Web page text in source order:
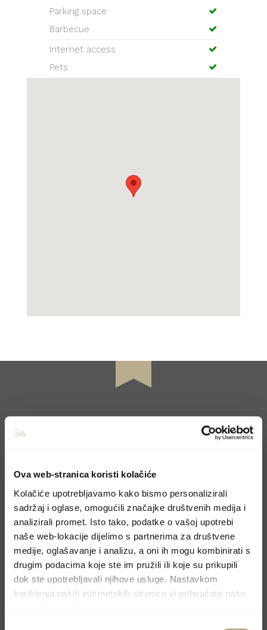
Ova web-stranica koristi kolačiće
Kolačiće upotrebljavamo kako bismo personalizirali
sadržaj i oglase, omogućili značajke društvenih medija i
analizirali promet. Isto tako, podatke o vašoj upotrebi
naše web-lokacije dijelimo s partnerima za društvene
medije, oglašavanje i analizu, a oni ih mogu kombinirati s
drugim podacima koje ste im pružili ili koje su prikupili
dok ste upotrebljavali njihove usluge. Nastavkom
korištenja naših internetskih stranica vi prihvaćate našu
Parking space
Barbecue
Internet access
Pets
Book your holiday
Molimo, pošaljite upit preko kontakt forme i
odgovoriti ćemo u najskorijem mogućem
roku.